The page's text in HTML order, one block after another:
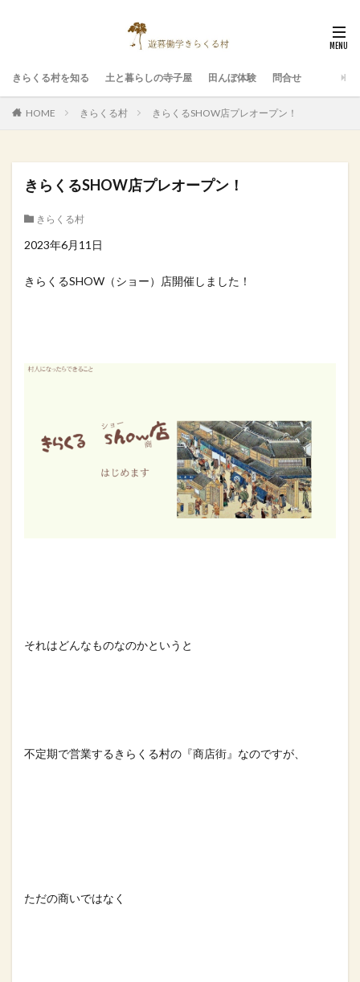
きらくる村を知る 土と暮らしの寺子屋 田んぼ体験 問合せ
HOME きらくる村 きらくるSHOW店プレオープン！
きらくるSHOW店プレオープン！
きらくる村
2023年6月11日
きらくるSHOW（ショー）店開催しました！⁡
それはどんなものなのかというと⁡
不定期で営業するきらくる村の『商店街』なのですが、⁡
ただの商いではなく⁡